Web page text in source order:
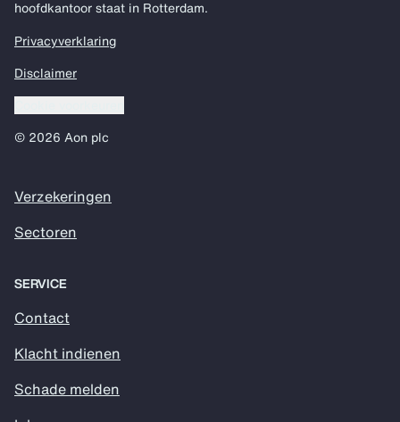
hoofdkantoor staat in Rotterdam.
Privacyverklaring
Disclaimer
© 2026 Aon plc
Verzekeringen
Sectoren
SERVICE
Contact
Klacht indienen
Schade melden